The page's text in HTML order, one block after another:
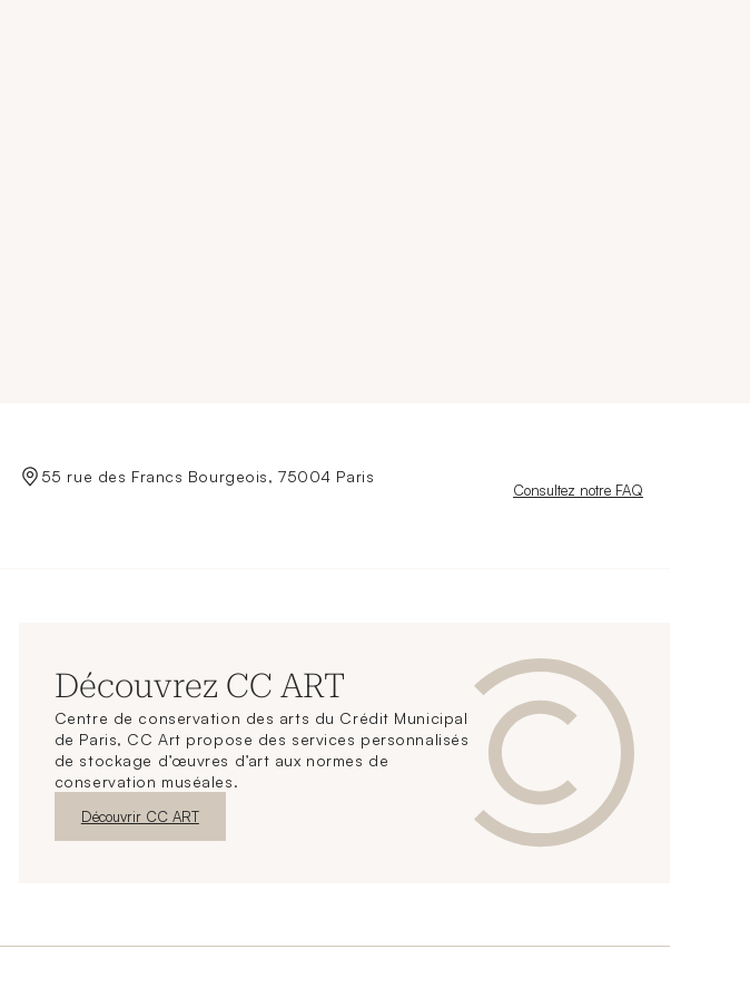
55 rue des Francs Bourgeois, 75004 Paris
Nouvelle fenêtre
Consultez notre FAQ
Découvrez CC ART
Centre de conservation des arts du Crédit Municipal
de Paris, CC Art propose des services personnalisés
de stockage d’œuvres d’art aux normes de
conservation muséales.
Nouvelle fenêtre
Découvrir CC ART